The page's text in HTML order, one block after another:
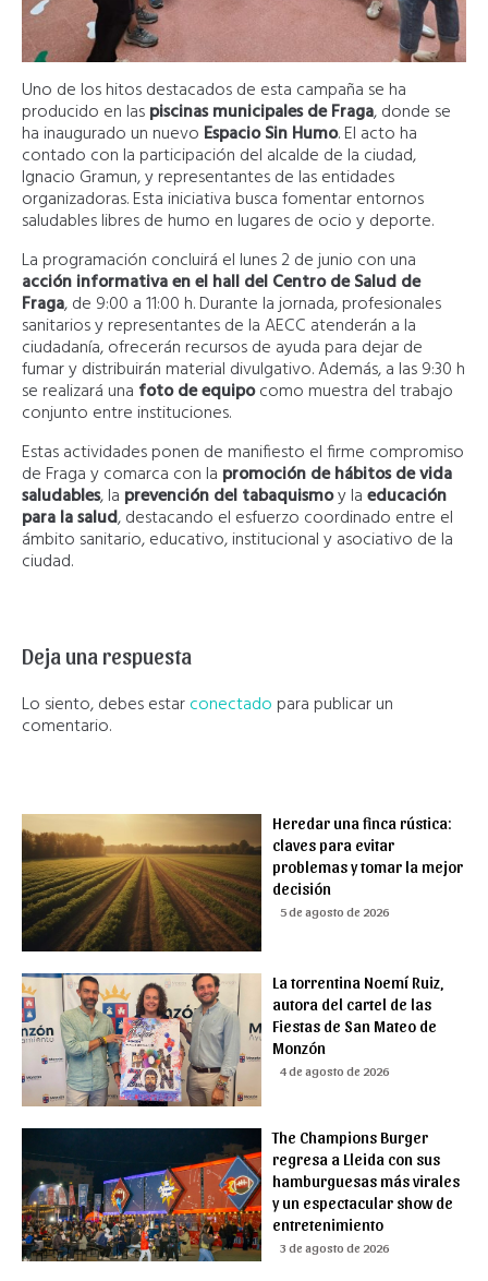
Uno de los hitos destacados de esta campaña se ha
producido en laspiscinas municipales de Fraga, donde se
ha inaugurado un nuevo Espacio Sin Humo. El acto ha
contado con la participación del alcalde de la ciudad,
Ignacio Gramun, y representantes de las entidades
organizadoras. Esta iniciativa busca fomentar entornos
saludables libres de humo en lugares de ocio y deporte.
La programación concluirá el lunes 2 de junio con una
acción informativa en el hall del Centro de Salud de
Fraga, de 9:00 a 11:00 h. Durante la jornada, profesionales
sanitarios y representantes de la AECC atenderán a la
ciudadanía, ofrecerán recursos de ayuda para dejar de
fumar y distribuirán material divulgativo. Además, a las 9:30 h
se realizará una foto de equipocomo muestra del trabajo
conjunto entre instituciones.
Estas actividades ponen de manifiesto el firme compromiso
de Fraga y comarca con la promoción de hábitos de vida
saludables, la prevención del tabaquismoy laeducación
para la salud, destacando el esfuerzo coordinado entre el
ámbito sanitario, educativo, institucional y asociativo de la
ciudad.
Deja una respuesta
Lo siento, debes estarconectado para publicar un
comentario.
Heredar una finca rústica:
claves para evitar
problemas y tomar la mejor
decisión
5 de agosto de 2026
La torrentina Noemí Ruiz,
autora del cartel de las
Fiestas de San Mateo de
Monzón
4 de agosto de 2026
The Champions Burger
regresa a Lleida con sus
hamburguesas más virales
y un espectacular show de
entretenimiento
3 de agosto de 2026